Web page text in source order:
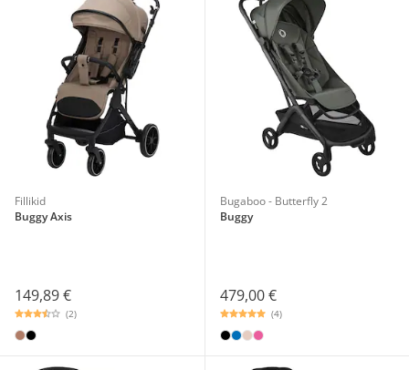
Fillikid
Buggy Axis
149,89 €
(2)
Bugaboo - Butterfly 2
Buggy
479,00 €
(4)